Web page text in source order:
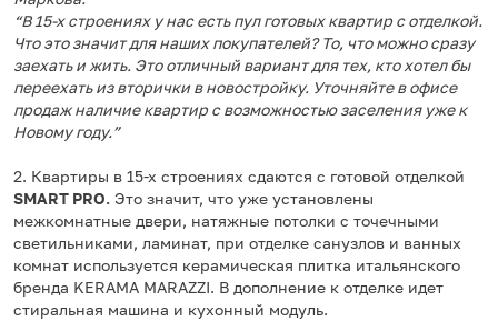
“В 15-х строениях у нас есть пул готовых квартир с отделкой.
Что это значит для наших покупателей? То, что можно сразу
заехать и жить. Это отличный вариант для тех, кто хотел бы
переехать из вторички в новостройку. Уточняйте в офисе
продаж наличие квартир с возможностью заселения уже к
Новому году.”
2. Квартиры в 15-х строениях сдаются с готовой отделкой
SMART PRO. Это значит, что уже установлены
межкомнатные двери, натяжные потолки с точечными
светильниками, ламинат, при отделке санузлов и ванных
комнат используется керамическая плитка итальянского
бренда KERAMA MARAZZI. В дополнение к отделке идет
стиральная машина и кухонный модуль.